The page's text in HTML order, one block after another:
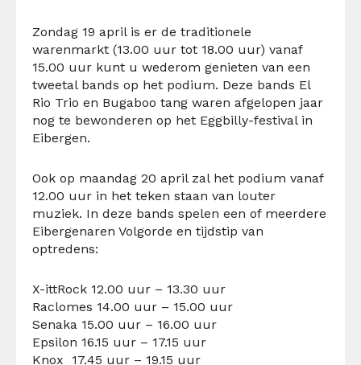
Zondag 19 april is er de traditionele
warenmarkt (13.00 uur tot 18.00 uur) vanaf
15.00 uur kunt u wederom genieten van een
tweetal bands op het podium. Deze bands El
Rio Trio en Bugaboo tang waren afgelopen jaar
nog te bewonderen op het Eggbilly-festival in
Eibergen.
Ook op maandag 20 april zal het podium vanaf
12.00 uur in het teken staan van louter
muziek. In deze bands spelen een of meerdere
Eibergenaren Volgorde en tijdstip van
optredens:
X-ittRock 12.00 uur – 13.30 uur
Raclomes 14.00 uur – 15.00 uur
Senaka 15.00 uur – 16.00 uur
Epsilon 16.15 uur – 17.15 uur
Knox 17.45 uur – 19.15 uur